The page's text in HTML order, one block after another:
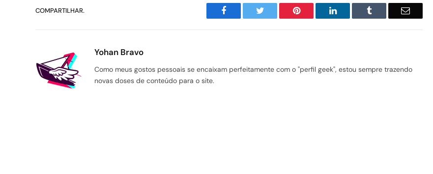
COMPARTILHAR. Facebook Twitter Pinterest LinkedIn Tumblr Email
Yohan Bravo
Como meus gostos pessoais se encaixam perfeitamente com o "perfil geek", estou sempre trazendo
novas doses de conteúdo para o site.